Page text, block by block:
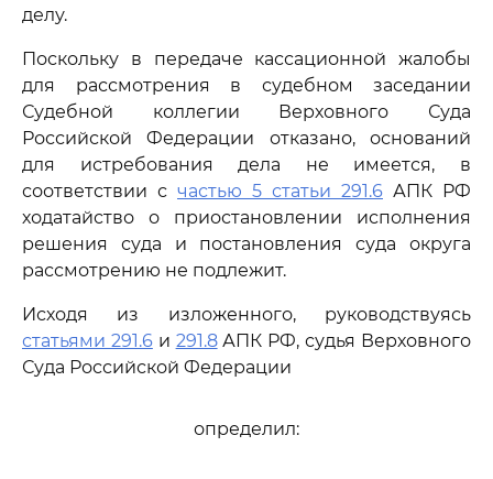
делу.
Поскольку в передаче кассационной жалобы
для рассмотрения в судебном заседании
Судебной коллегии Верховного Суда
Российской Федерации отказано, оснований
для истребования дела не имеется, в
соответствии с частью 5 статьи 291.6 АПК РФ
ходатайство о приостановлении исполнения
решения суда и постановления суда округа
рассмотрению не подлежит.
Исходя из изложенного, руководствуясь
статьями 291.6и 291.8АПК РФ, судья Верховного
Суда Российской Федерации
определил: